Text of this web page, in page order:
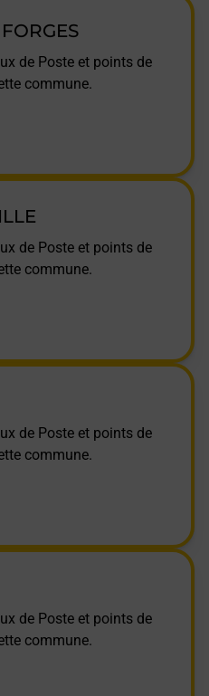
de Poste et points de
commune.
de Poste et points de
commune.
de Poste et points de
commune.
de Poste et points de
commune.